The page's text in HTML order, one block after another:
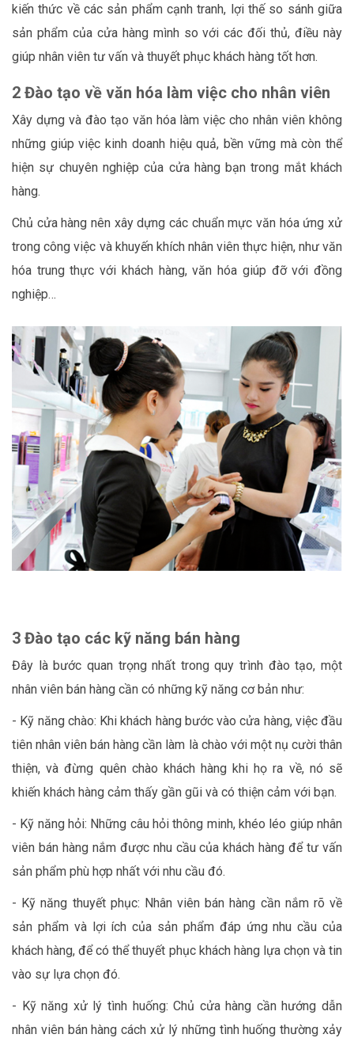
kiến thức về các sản phẩm cạnh tranh, lợi thế so sánh giữa
sản phẩm của cửa hàng mình so với các đối thủ, điều này
giúp nhân viên tư vấn và thuyết phục khách hàng tốt hơn.
2 Đào tạo về văn hóa làm việc cho nhân viên
Xây dựng và đào tạo văn hóa làm việc cho nhân viên không
những giúp việc kinh doanh hiệu quả, bền vững mà còn thể
hiện sự chuyên nghiệp của cửa hàng bạn trong mắt khách
hàng.
Chủ cửa hàng nên xây dựng các chuẩn mực văn hóa ứng xử
trong công việc và khuyến khích nhân viên thực hiện, như văn
hóa trung thực với khách hàng, văn hóa giúp đỡ với đồng
nghiệp…
3 Đào tạo các kỹ năng bán hàng
Đây là bước quan trọng nhất trong quy trình đào tạo, một
nhân viên bán hàng cần có những kỹ năng cơ bản như:
- Kỹ năng chào: Khi khách hàng bước vào cửa hàng, việc đầu
tiên nhân viên bán hàng cần làm là chào với một nụ cười thân
thiện, và đừng quên chào khách hàng khi họ ra về, nó sẽ
khiến khách hàng cảm thấy gần gũi và có thiện cảm với bạn.
- Kỹ năng hỏi: Những câu hỏi thông minh, khéo léo giúp nhân
viên bán hàng nắm được nhu cầu của khách hàng để tư vấn
sản phẩm phù hợp nhất với nhu cầu đó.
- Kỹ năng thuyết phục: Nhân viên bán hàng cần nắm rõ về
sản phẩm và lợi ích của sản phẩm đáp ứng nhu cầu của
khách hàng, để có thể thuyết phục khách hàng lựa chọn và tin
vào sự lựa chọn đó.
- Kỹ năng xử lý tình huống: Chủ cửa hàng cần hướng dẫn
nhân viên bán hàng cách xử lý những tình huống thường xảy